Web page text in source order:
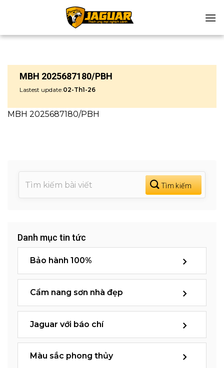
MBH 2025687180/PBH
Lastest update:02-Th1-26
MBH 2025687180/PBH
Danh mục tin tức
Bảo hành 100%
Cẩm nang sơn nhà đẹp
Jaguar với báo chí
Màu sắc phong thủy